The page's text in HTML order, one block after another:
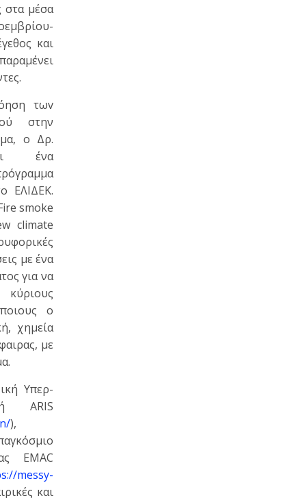
στα μέσα
και
τωv
στην
ο Δρ.
ένα
ΕΛΙΔΕΚ.
smoke
climate
με ένα
για να
ο
χημεία
με
Υπερ-
ARIS
),
EMAC
messy-
και